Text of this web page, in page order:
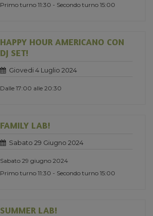
Primo turno 11:30 - Secondo turno 15:00
HAPPY HOUR AMERICANO CON
DJ SET!
Giovedi 4 Luglio 2024
Dalle 17:00 alle 20:30
FAMILY LAB!
Sabato 29 Giugno 2024
Sabato 29 giugno 2024
Primo turno 11:30 - Secondo turno 15:00
SUMMER LAB!